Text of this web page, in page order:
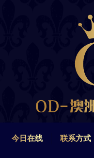
今日在线 联系方式
联系方式